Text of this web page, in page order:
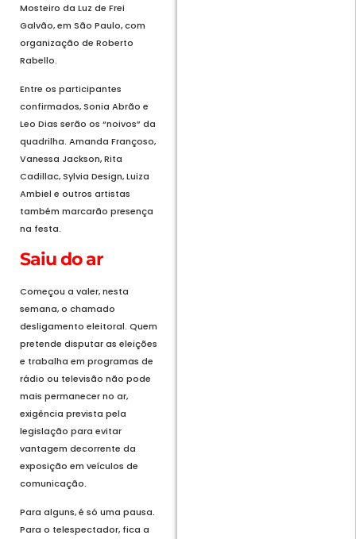
Mosteiro da Luz de Frei
Galvão, em São Paulo, com
organização de Roberto
Rabello.
Entre os participantes
confirmados, Sonia Abrão e
Leo Dias serão os “noivos” da
quadrilha. Amanda Françoso,
Vanessa Jackson, Rita
Cadillac, Sylvia Design, Luiza
Ambiel e outros artistas
também marcarão presença
na festa.
Saiu do ar
Começou a valer, nesta
semana, o chamado
desligamento eleitoral. Quem
pretende disputar as eleições
e trabalha em programas de
rádio ou televisão não pode
mais permanecer no ar,
exigência prevista pela
legislação para evitar
vantagem decorrente da
exposição em veículos de
comunicação.
Para alguns, é só uma pausa.
Para o telespectador, fica a